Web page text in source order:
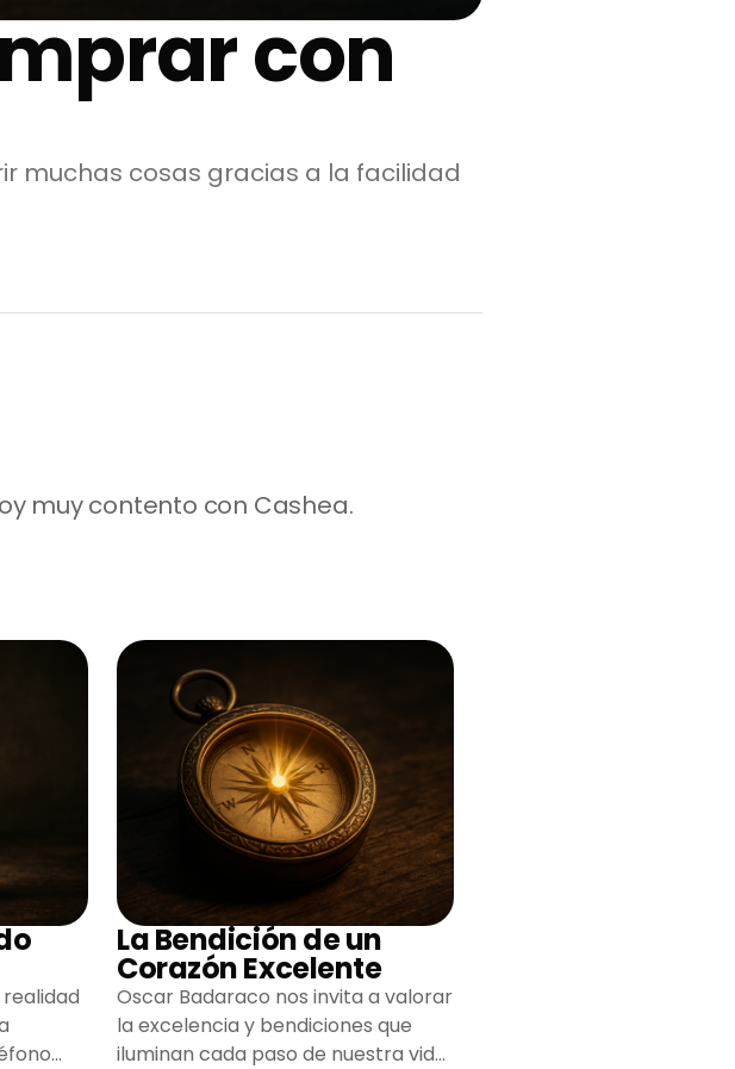
con
muchas cosas gracias a la facilidad
muy contento con Cashea.
La Bendición de un
Corazón Excelente
Oscar Badaraco nos invita a valorar
la excelencia y bendiciones que
iluminan cada paso de nuestra vida,